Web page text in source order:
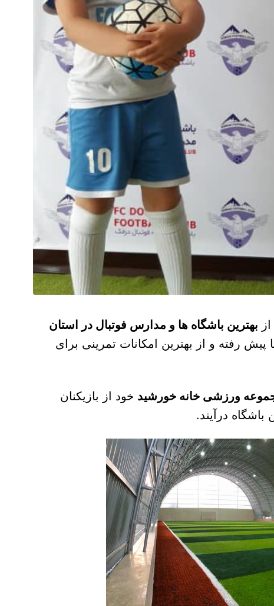
بهترین باشگاه ها و مدارس فوتبال در استان
پیش رفته و از بهترین امکانات تمرینی برای
ورزشی خانه خورشید خود از بازیکنان
درآیند.